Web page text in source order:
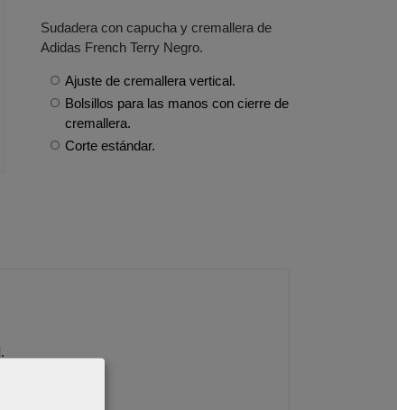
Sudadera con capucha y cremallera de
Adidas French Terry Negro.
Ajuste de cremallera vertical.
Bolsillos para las manos con cierre de
cremallera.
Corte estándar.
.